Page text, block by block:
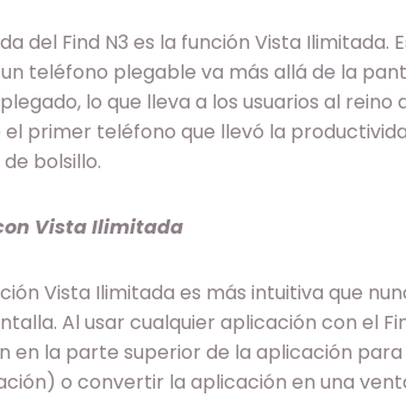
del Find N3 es la función Vista Ilimitada.
teléfono plegable va más allá de la
lo que lleva a los usuarios al
el primer teléfono que llevó la
bolsillo.
Vista Ilimitada
Vista Ilimitada es más intuitiva que
Al usar cualquier aplicación con el
en la parte superior de la aplicación para
o convertir la aplicación en una